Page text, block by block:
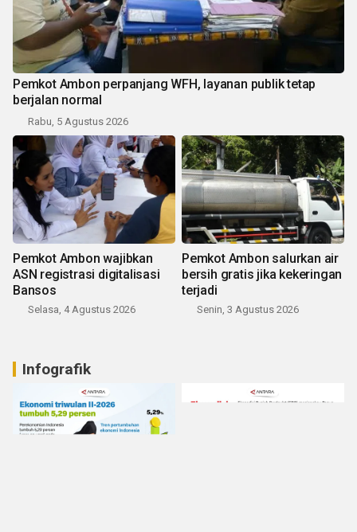
Pemkot Ambon perpanjang WFH, layanan publik tetap
berjalan normal
Rabu, 5 Agustus 2026
Pemkot Ambon wajibkan
ASN registrasi digitalisasi
Bansos
Selasa, 4 Agustus 2026
Pemkot Ambon salurkan air
bersih gratis jika kekeringan
terjadi
Senin, 3 Agustus 2026
Infografik